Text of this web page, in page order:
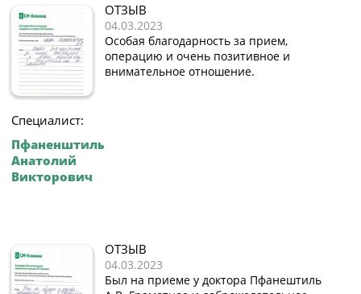
Специалист:
Пфаненштиль
Анатолий
Викторович
ОТЗЫВ
04.03.2023
Особая благодарность за прием,
операцию и очень позитивное и
внимательное отношение.
ОТЗЫВ
04.03.2023
Был на приеме у доктора Пфанештиль